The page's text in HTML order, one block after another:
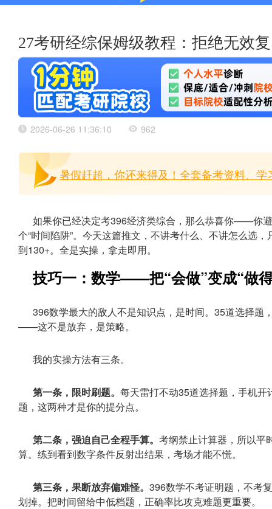
27考研经综保姆级教程：拒绝无效
2026-06-26 11:36:10 962
暑假赶超，你还来得及！全套备考资料、学
如果你已经决定考396经济类综合，那么恭喜你——你
个“时间陷阱”。今天这篇推文，不讲考什么、不讲怎么选
到130+。全是实操，拿走即用。
技巧一：数学——把“会做”变成“做
396数学最大的敌人不是知识点，是时间。35道选择题
——这不是放弃，是策略。
我的实操方法有三条。
第一条，限时刷题。 每天雷打不动35道选择题，手机
题，这两种才是你的提分点。
第二条，强迫自己全程手算。 考纲禁止计算器，所以
算。练到看到数字条件反射出结果，考场才能不慌。
第三条，果断放弃偏难怪。 396数学不考证明题，不考
划掉。把时间留给中低档题，正确率比攻克难题更重要。